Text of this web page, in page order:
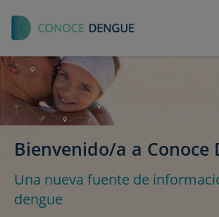
Bienvenido/a a Conoce
Una nueva fuente de
dengue